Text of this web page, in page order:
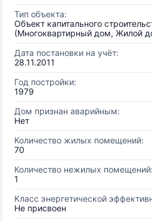
Тип объекта:
Объект капитального
(Многоквартирный дом, Жилой
Дата постановки на учёт:
28.11.2011
Год постройки:
1979
Дом признан аварийным:
Нет
Количество жилых помещений:
70
Количество нежилых помещений:
1
Класс энергетической
Не присвоен